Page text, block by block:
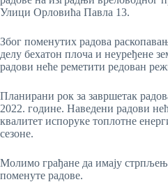
Улици Орловића Павла 13.
Због поменутих радова
делу бехатон плоча и неуређене
радови неће реметити редован
Планирани рок за завршетак
2022. године. Наведени радови
квалитет испоруке топлотне
сезоне.
Молимо грађане да имају
поменуте радове.